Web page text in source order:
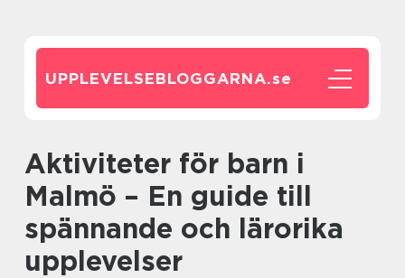
UPPLEVELSEBLOGGARNA.se
Aktiviteter för barn i
Malmö – En guide till
spännande och lärorika
upplevelser